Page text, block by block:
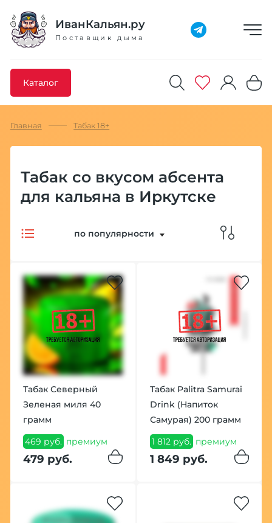
ИванКальян.ру
Поставщик дыма
Каталог
Добавлено максимальное кол-во товара
Главная Табак 18+
Табак со вкусом абсента
для кальяна в Иркутске
по популярности
Табак Северный
Зеленая миля 40
грамм
469 руб. премиум
479 руб.
Табак Palitra Samurai
Drink (Напиток
Самурая) 200 грамм
1 812 руб. премиум
1 849 руб.